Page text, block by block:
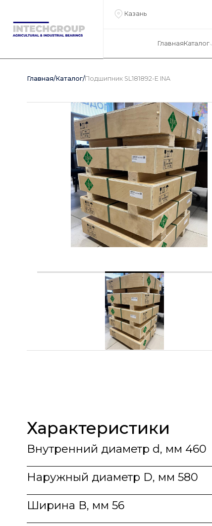
Казань
ГлавнаяКаталог
Главная/Каталог/Подшипник SL181892-E INA
Характеристики
Внутренний диаметр d, мм 460
Наружный диаметр D, мм 580
Ширина В, мм 56